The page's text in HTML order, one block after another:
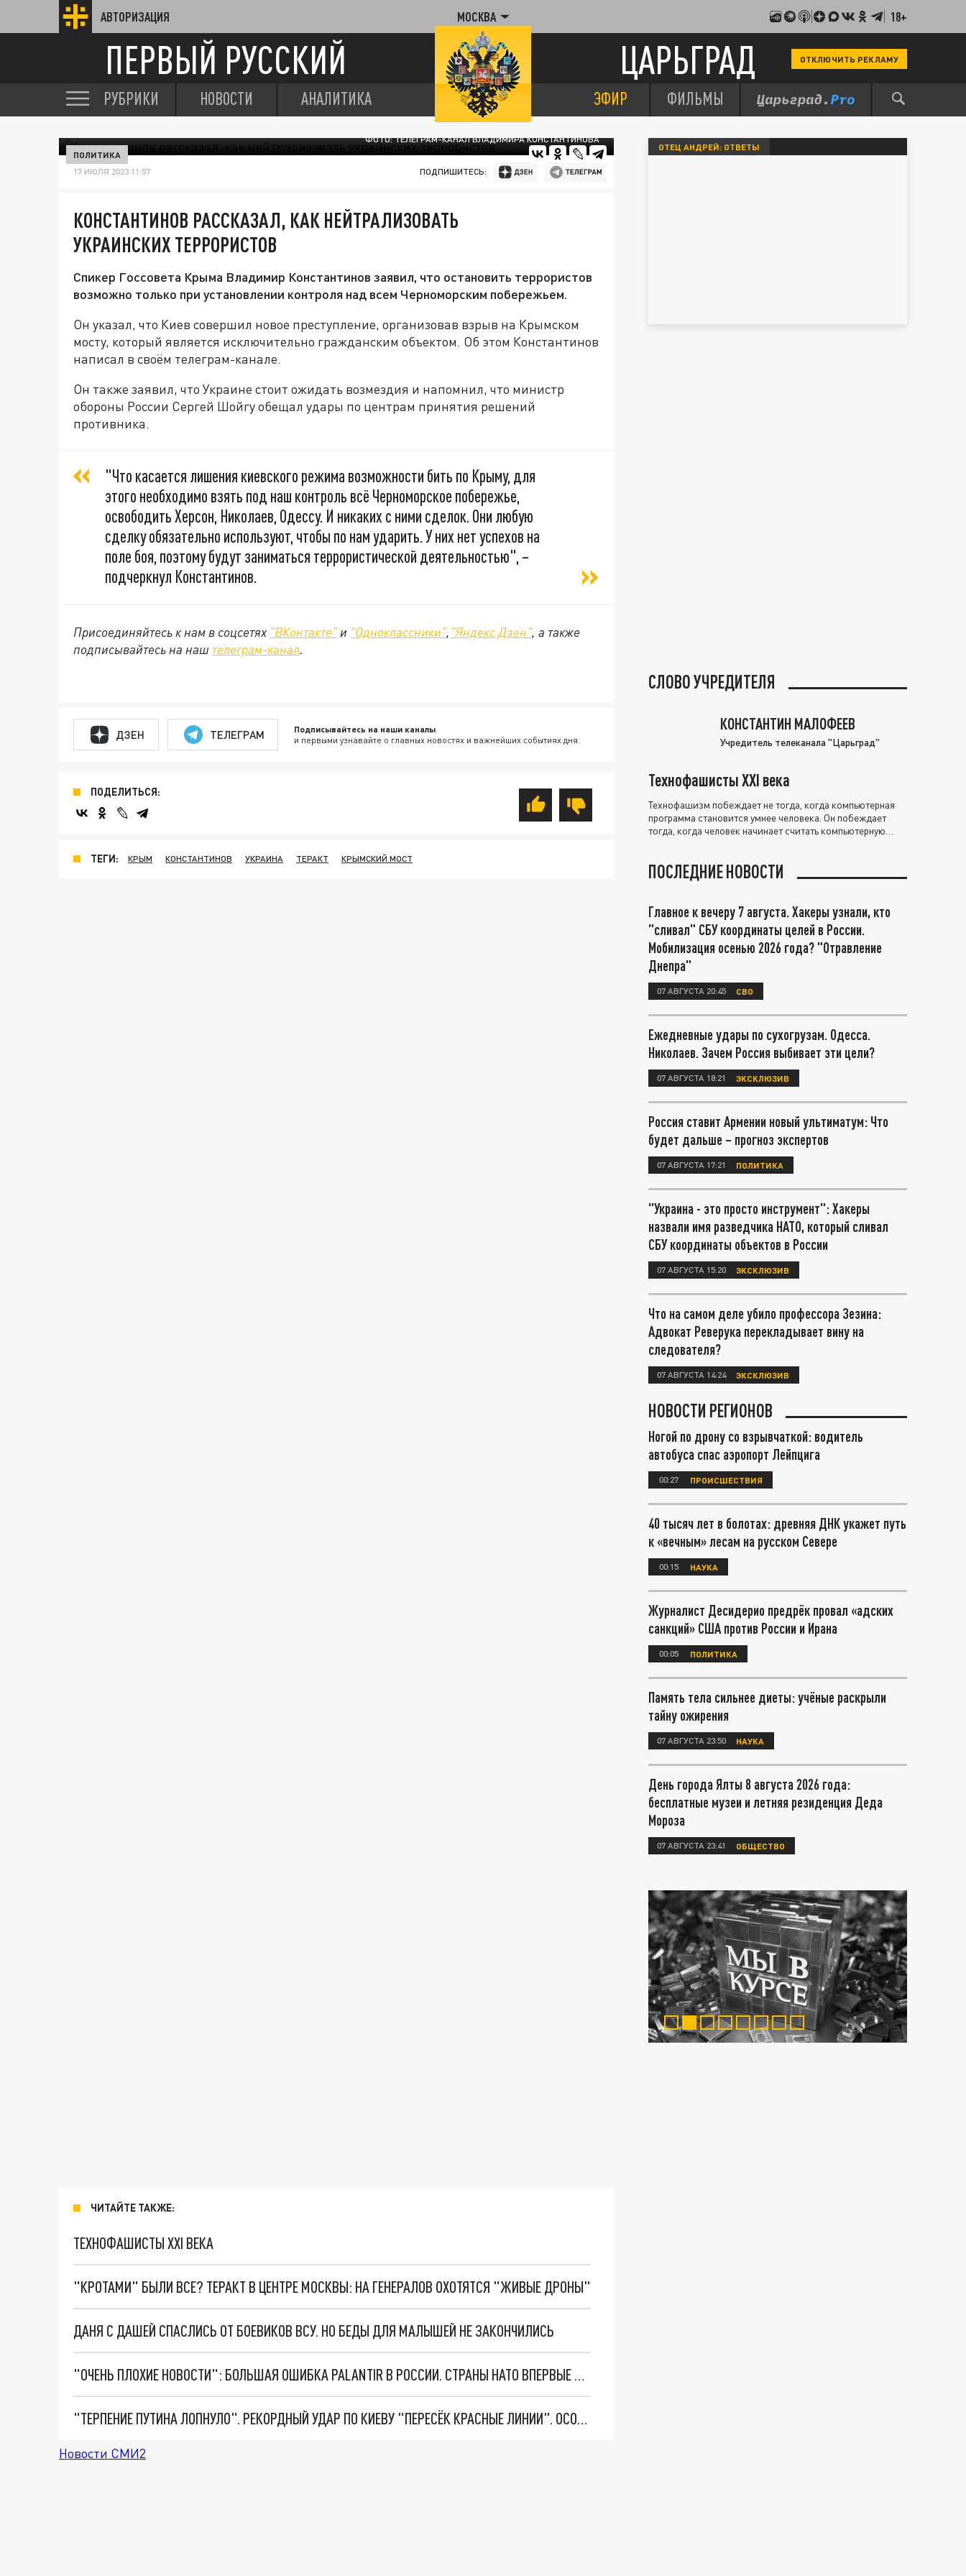
АВТОРИЗАЦИЯ МОСКВА 18+
ПЕРВЫЙ РУССКИЙ ЦАРЬГРАД ОТКЛЮЧИТЬ РЕКЛАМУ
РУБРИКИ НОВОСТИ АНАЛИТИКА ЭФИР ФИЛЬМЫ
ФОТО: ТЕЛЕГРАМ-КАНАЛ ВЛАДИМИРА КОНСТАНТИНОВА
ПОЛИТИКА
17 ИЮЛЯ 2023 11:57 ПОДПИШИТЕСЬ:
КОНСТАНТИНОВ РАССКАЗАЛ, КАК НЕЙТРАЛИЗОВАТЬ
УКРАИНСКИХ ТЕРРОРИСТОВ
Спикер Госсовета Крыма Владимир Константинов заявил, что остановить террористов
возможно только при установлении контроля над всем Черноморским побережьем.
Он указал, что Киев совершил новое преступление, организовав взрыв на Крымском
мосту, который является исключительно гражданским объектом. Об этом Константинов
написал в своём телеграм-канале.
Он также заявил, что Украине стоит ожидать возмездия и напомнил, что министр
обороны России Сергей Шойгу обещал удары по центрам принятия решений
противника.
"Что касается лишения киевского режима возможности бить по Крыму, для
этого необходимо взять под наш контроль всё Черноморское побережье,
освободить Херсон, Николаев, Одессу. И никаких с ними сделок. Они любую
сделку обязательно используют, чтобы по нам ударить. У них нет успехов на
поле боя, поэтому будут заниматься террористической деятельностью", –
подчеркнул Константинов.
Присоединяйтесь к нам в соцсетях "ВКонтакте"и "Одноклассники","Яндекс Дзен", а также
подписывайтесь на наш телеграм-канал.
ДЗЕН ТЕЛЕГРАМ Подписывайтесь на наши каналы
и первыми узнавайте о главных новостях и важнейших событиях дня.
ПОДЕЛИТЬСЯ:
ТЕГИ: КРЫМ КОНСТАНТИНОВ УКРАИНА ТЕРАКТ КРЫМСКИЙ МОСТ
ЧИТАЙТЕ ТАКЖЕ:
ТЕХНОФАШИСТЫ XXI ВЕКА
"КРОТАМИ" БЫЛИ ВСЕ? ТЕРАКТ В ЦЕНТРЕ МОСКВЫ: НА ГЕНЕРАЛОВ ОХОТЯТСЯ "ЖИВЫЕ ДРОНЫ"
ДАНЯ С ДАШЕЙ СПАСЛИСЬ ОТ БОЕВИКОВ ВСУ. НО БЕДЫ ДЛЯ МАЛЫШЕЙ НЕ ЗАКОНЧИЛИСЬ
"ОЧЕНЬ ПЛОХИЕ НОВОСТИ": БОЛЬШАЯ ОШИБКА PALANTIR В РОССИИ. СТРАНЫ НАТО ВПЕРВЫЕ ЗА СВО ОСТАНОВИЛИ ПОСТАВКИ ОРУЖИЯ. ВСУ ТЕРЯЮТ ПРИГРАНИЧЬЕ?
"ТЕРПЕНИЕ ПУТИНА ЛОПНУЛО". РЕКОРДНЫЙ УДАР ПО КИЕВУ "ПЕРЕСЁК КРАСНЫЕ ЛИНИИ". ОСОБЫЕ СПЕЦЫ КНДР НА ЛБС? ТАЙНЫЕ ПЕРЕГОВОРЫ ЕВРОПЫ И МОСКВЫ
Новости СМИ2
ОТЕЦ АНДРЕЙ: ОТВЕТЫ
СЛОВО УЧРЕДИТЕЛЯ
КОНСТАНТИН МАЛОФЕЕВ
Учредитель телеканала "Царьград"
Технофашисты XXI века
Технофашизм побеждает не тогда, когда компьютерная
программа становится умнее человека. Он побеждает
тогда, когда человек начинает считать компьютерную
ПОСЛЕДНИЕ НОВОСТИ
Главное к вечеру 7 августа. Хакеры узнали, кто
"сливал" СБУ координаты целей в России.
Мобилизация осенью 2026 года? "Отравление
Днепра"
07 АВГУСТА 20:45 СВО
Ежедневные удары по сухогрузам. Одесса.
Николаев. Зачем Россия выбивает эти цели?
07 АВГУСТА 18:21 ЭКСКЛЮЗИВ
Россия ставит Армении новый ультиматум: Что
будет дальше – прогноз экспертов
07 АВГУСТА 17:21 ПОЛИТИКА
"Украина - это просто инструмент": Хакеры
назвали имя разведчика НАТО, который сливал
СБУ координаты объектов в России
07 АВГУСТА 15:20 ЭКСКЛЮЗИВ
Что на самом деле убило профессора Зезина:
Адвокат Реверука перекладывает вину на
следователя?
07 АВГУСТА 14:24 ЭКСКЛЮЗИВ
НОВОСТИ РЕГИОНОВ
Ногой по дрону со взрывчаткой: водитель
автобуса спас аэропорт Лейпцига
00:27 ПРОИСШЕСТВИЯ
40 тысяч лет в болотах: древняя ДНК укажет путь
к «вечным» лесам на русском Севере
00:15 НАУКА
Журналист Десидерио предрёк провал «адских
санкций» США против России и Ирана
00:05 ПОЛИТИКА
Память тела сильнее диеты: учёные раскрыли
тайну ожирения
07 АВГУСТА 23:50 НАУКА
День города Ялты 8 августа 2026 года:
бесплатные музеи и летняя резиденция Деда
Мороза
07 АВГУСТА 23:41 ОБЩЕСТВО